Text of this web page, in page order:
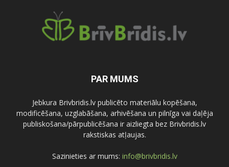
PAR MUMS
Jebkura Brivbridis.lv publicēto materiālu kopēšana,
modificēšana, uzglabāšana, arhivēšana un pilnīga vai daļēja
publiskošana/pārpublicēšana ir aizliegta bez Brivbridis.lv
rakstiskas atļaujas.
Sazinieties ar mums: info@brivbridis.lv